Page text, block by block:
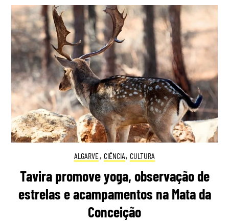
ALGARVE, CIÊNCIA, CULTURA
Tavira promove yoga, observação de
estrelas e acampamentos na Mata da
Conceição